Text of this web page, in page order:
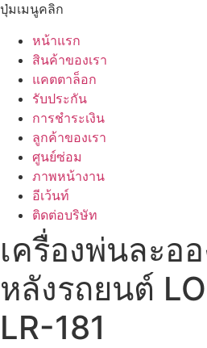
ปุ่มเมนูคลิก
หน้าแรก
สินค้าของเรา
แคตตาล็อก
รับประกัน
การชำระเงิน
ลูกค้าของเรา
ศูนย์ซ่อม
ภาพหน้างาน
อีเว้นท์
ติดต่อบริษัท
เครื่องพ่นละอ
หลังรถยนต์
LR-181